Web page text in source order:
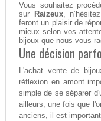
Vous souhaitez
sur
Raizeux,
feront un plaisir de
mieux selon vos
bijoux que nous vous
Une décision
L'achat vente de
réflexion en amont
simple de se séparer
ailleurs, une fois que
anciens, il est